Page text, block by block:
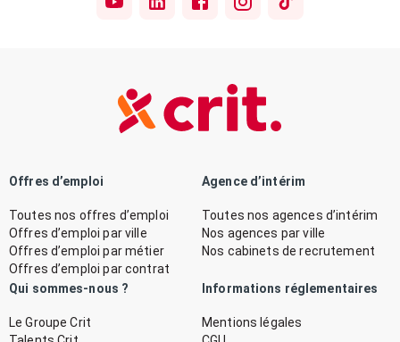
Offres d’emploi
Toutes nos offres d’emploi
Offres d’emploi par ville
Offres d’emploi par métier
Offres d’emploi par contrat
Agence d’intérim
Toutes nos agences d’intérim
Nos agences par ville
Nos cabinets de recrutement
Qui sommes-nous ?
Le Groupe Crit
Informations réglementaires
Mentions légales